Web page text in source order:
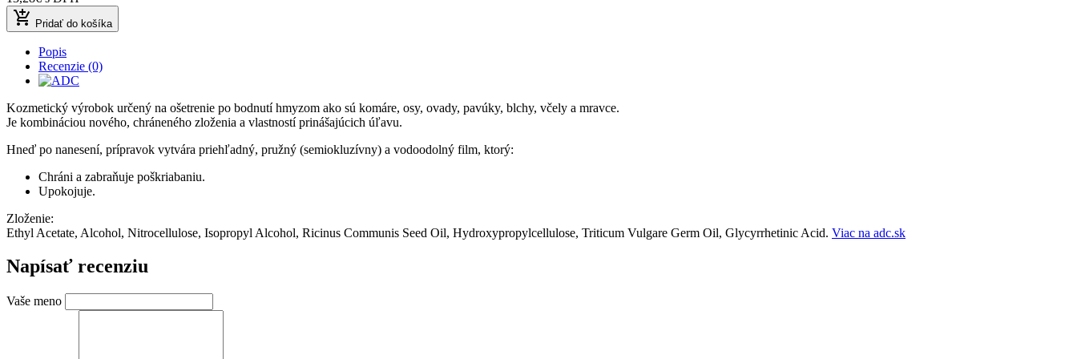
add_shopping_cart Pridať do košíka
Popis
Recenzie (0)
Kozmetický výrobok určený na ošetrenie po bodnutí hmyzom ako sú komáre, osy, ovady, pavúky, blchy, včely a mravce.
Je kombináciou nového, chráneného zloženia a vlastností prinášajúcich úľavu.
Hneď po nanesení, prípravok vytvára priehľadný, pružný (semiokluzívny) a vodoodolný film, ktorý:
Chráni a zabraňuje poškriabaniu.
Upokojuje.
Zloženie:
Ethyl Acetate, Alcohol, Nitrocellulose, Isopropyl Alcohol, Ricinus Communis Seed Oil, Hydroxypropylcellulose, Triticum Vulgare Germ Oil, Glycyrrhetinic Acid. Viac na adc.sk
Napísať recenziu
Vaše meno